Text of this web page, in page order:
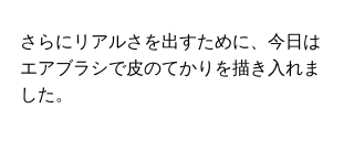
さらにリアルさを出すために、今日は
エアブラシで皮のてかりを描き入れま
した。